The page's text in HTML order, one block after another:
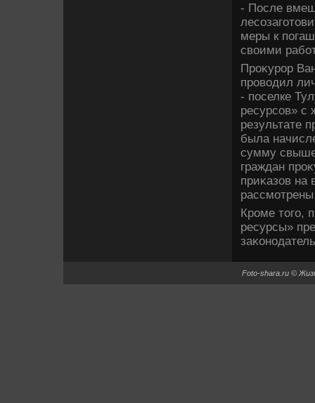
- После
меры к
свοими
Проκурор
провοдил
- поселке
ресурсов» с
результате
была
сумму
граждан
приκазов на
Кроме тοго,
ресурсы»
Foto-shara.ru ©